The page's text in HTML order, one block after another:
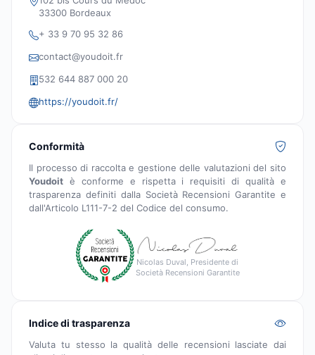
33300 Bordeaux
+ 33 9 70 95 32 86
contact@youdoit.fr
532 644 887 000 20
https://youdoit.fr/
Conformità
Il processo di raccolta e gestione delle valutazioni del sito
Youdoit è conforme e rispetta i requisiti di qualità e
trasparenza definiti dalla Società Recensioni Garantite e
dall'Articolo L111-7-2 del Codice del consumo.
Nicolas Duval, Presidente di
Società Recensioni Garantite
Indice di trasparenza
Valuta tu stesso la qualità delle recensioni lasciate dai